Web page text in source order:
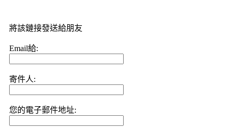
將該鏈接發送給朋友
Email給:
寄件人:
您的電子郵件地址: